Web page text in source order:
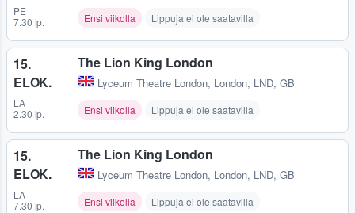
PE
7.30 ip.
Ensi viikolla Lippuja ei ole saatavilla
15.
ELOK.
LA
2.30 ip.
The Lion King London
Lyceum Theatre London, London, LND, GB
Ensi viikolla Lippuja ei ole saatavilla
15.
ELOK.
LA
7.30 ip.
The Lion King London
Lyceum Theatre London, London, LND, GB
Ensi viikolla Lippuja ei ole saatavilla